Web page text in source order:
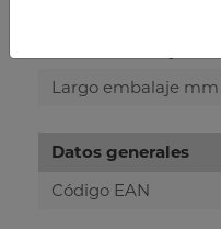
Largo embalaje mm
Datos generales
Código EAN